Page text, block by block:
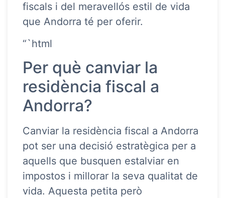
fiscals i del meravellós estil de vida
que Andorra té per oferir.
“`html
Per què canviar la
residència fiscal a
Andorra?
Canviar la residència fiscal a Andorra
pot ser una decisió estratègica per a
aquells que busquen estalviar en
impostos i millorar la seva qualitat de
vida. Aquesta petita però